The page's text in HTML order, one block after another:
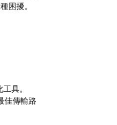
困擾。
具。
佳傳輸路